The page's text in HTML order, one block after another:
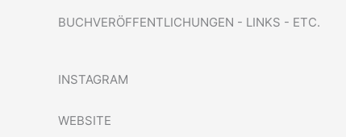
BUCHVERÖFFENTLICHUNGEN - LINKS - ETC.
INSTAGRAM
WEBSITE